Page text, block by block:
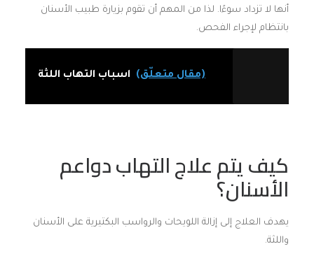
أنها لا تزداد سوءًا. لذا من المهم أن تقوم بزيارة طبيب الأسنان
بانتظام لإجراء الفحص.
(مقال متعلّق) اسباب التهاب اللثة
كيف يتم علاج التهاب دواعم
الأسنان؟
يهدف العلاج إلى إزالة اللويحات والرواسب البكتيرية على الأسنان
واللثة.